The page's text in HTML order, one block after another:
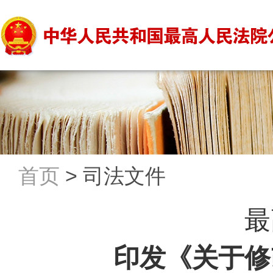
首页 > 司法文件
印发《关于